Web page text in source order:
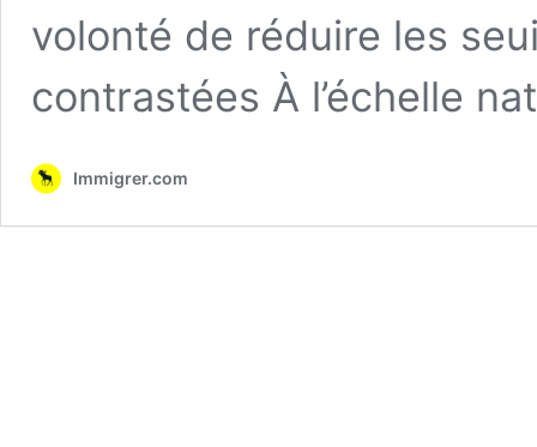
volonté de réduire les
contrastées À l’échelle
Immigrer.com